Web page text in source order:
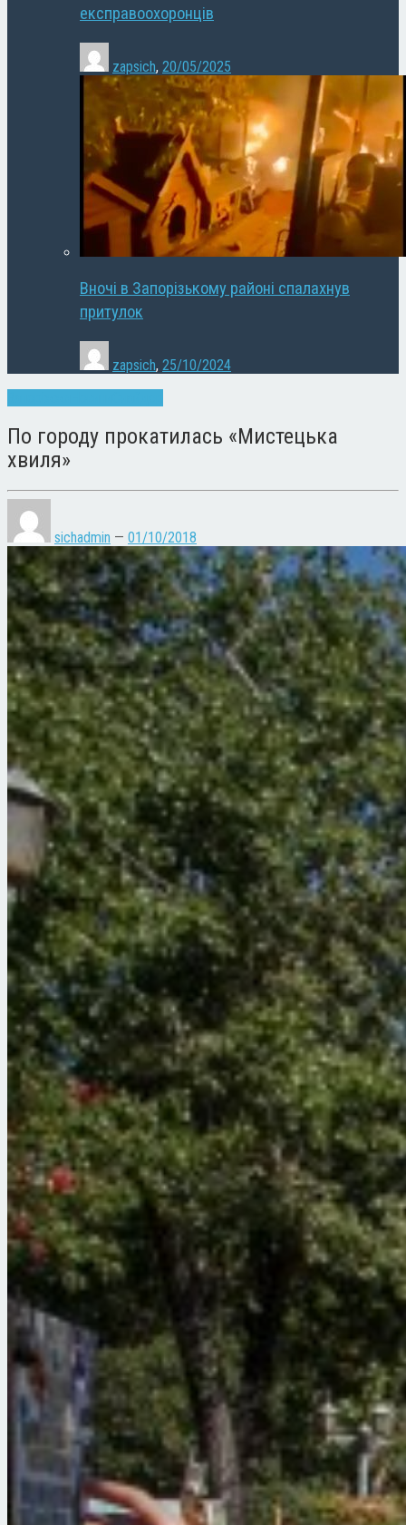
експравоохоронців
zapsich, 20/05/2025
Вночі в Запорізькому районі спалахнув
притулок
zapsich, 25/10/2024
По городу прокатилась «Мистецька
хвиля»
sichadmin — 01/10/2018